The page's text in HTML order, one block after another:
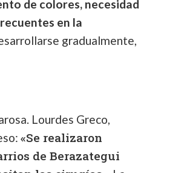
de colores, necesidad
en la
gradualmente,
Lourdes Greco,
«Se realizaron
de Berazategui